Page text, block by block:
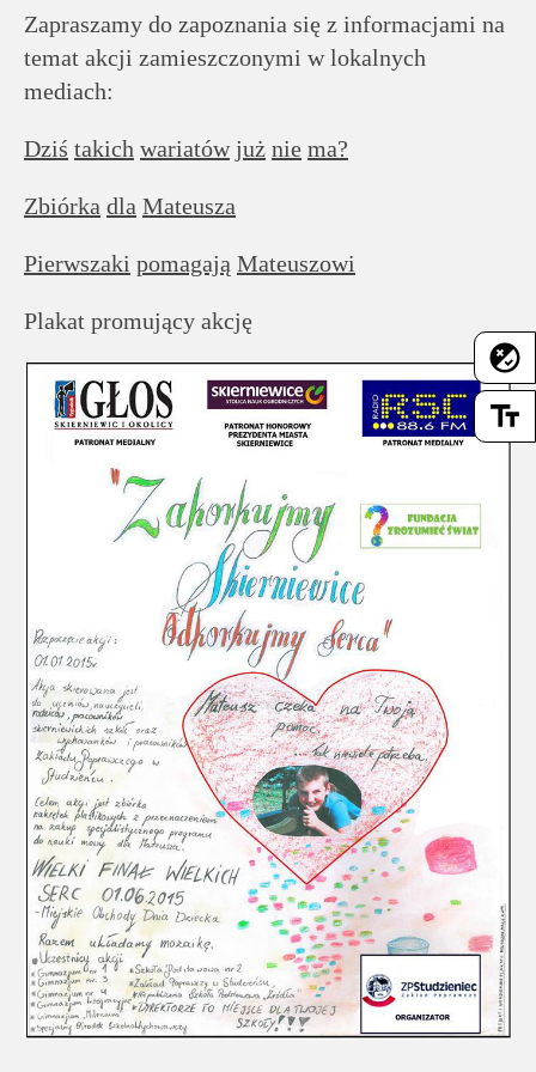
flaky
text_fields
Dla
Wirtualny
Mapa
strony
Deklaracja
dostępności
Zapraszamy do zapoznania się z informacjami na
temat akcji zamieszczonymi w lokalnych
mediach:
Dziś takich wariatów już nie ma?
Zbiórka dla Mateusza
Pierwszaki pomagają Mateuszowi
Plakat promujący akcję